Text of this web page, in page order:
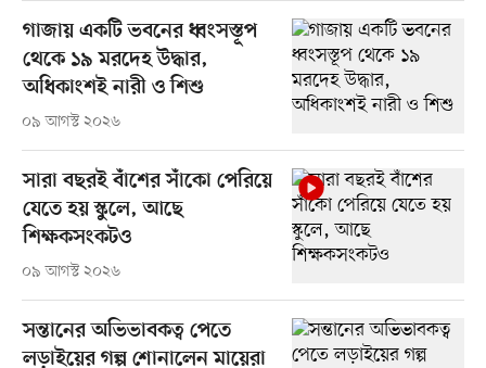
গাজায় একটি ভবনের ধ্বংসস্তূপ
থেকে ১৯ মরদেহ উদ্ধার,
অধিকাংশই নারী ও শিশু
০৯ আগস্ট ২০২৬
সারা বছরই বাঁশের সাঁকো পেরিয়ে
যেতে হয় স্কুলে, আছে
শিক্ষকসংকটও
০৯ আগস্ট ২০২৬
সন্তানের অভিভাবকত্ব পেতে
লড়াইয়ের গল্প শোনালেন মায়েরা